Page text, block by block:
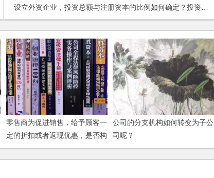
设立外资企业，投资总额与注册资本的比例如何确定？投资总额的款如何投入？
零售商为促进销售，给予顾客一
定的折扣或者返现优惠，是否构
成商业贿赂？
公司的分支机构如何转变为子公
司呢？